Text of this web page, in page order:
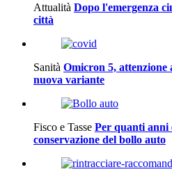
Attualità Dopo l'emergenza
città
Sanità Omicron 5, attenzione
nuova variante
Fisco e Tasse Per quanti anni
conservazione del bollo auto